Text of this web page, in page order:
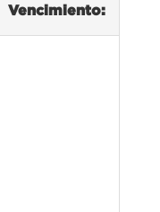
Vencimiento: